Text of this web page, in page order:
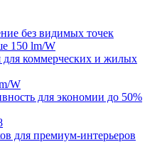
без видимых точек
150 lm/W
коммерческих и жилых
W
для экономии до 50%
для премиум-интерьеров